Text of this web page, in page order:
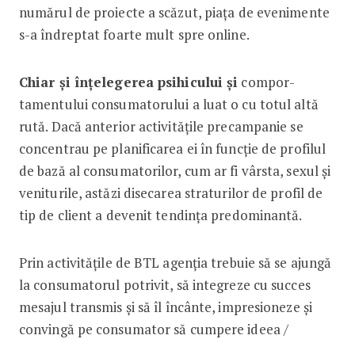
numărul de proiecte a scăzut, piața de evenimente
s-a îndreptat foarte mult spre online.
Chiar și înțelegerea psihicului și compor­
tamentului consumatorului a luat o cu totul altă
rută. Dacă anterior activitățile precampanie se
concentrau pe planificarea ei în funcție de profilul
de bază al consumatorilor, cum ar fi vârsta, sexul și
veniturile, astăzi disecarea straturilor de profil de
tip de client a devenit tendința predominantă.
Prin activitățile de BTL agenția trebuie să se ajungă
la consumatorul potrivit, să integreze cu succes
mesajul transmis și să îl încânte, impresioneze și
convingă pe consumator să cumpere ideea /